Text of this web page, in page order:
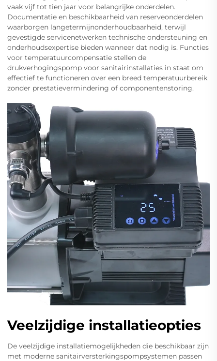
vaak vijf tot tien jaar voor belangrijke onderdelen.
Documentatie en beschikbaarheid van reserveonderdelen
waarborgen langetermijnonderhoudbaarheid, terwijl
gevestigde servicenetwerken technische ondersteuning en
onderhoudsexpertise bieden wanneer dat nodig is. Functies
voor temperatuurcompensatie stellen de
drukverhogingspomp voor sanitairinstallaties in staat om
effectief te functioneren over een breed temperatuurbereik
zonder prestatievermindering of componentenstoring.
Veelzijdige installatieopties
De veelzijdige installatiemogelijkheden die beschikbaar zijn
met moderne sanitairversterkingspompsystemen passen